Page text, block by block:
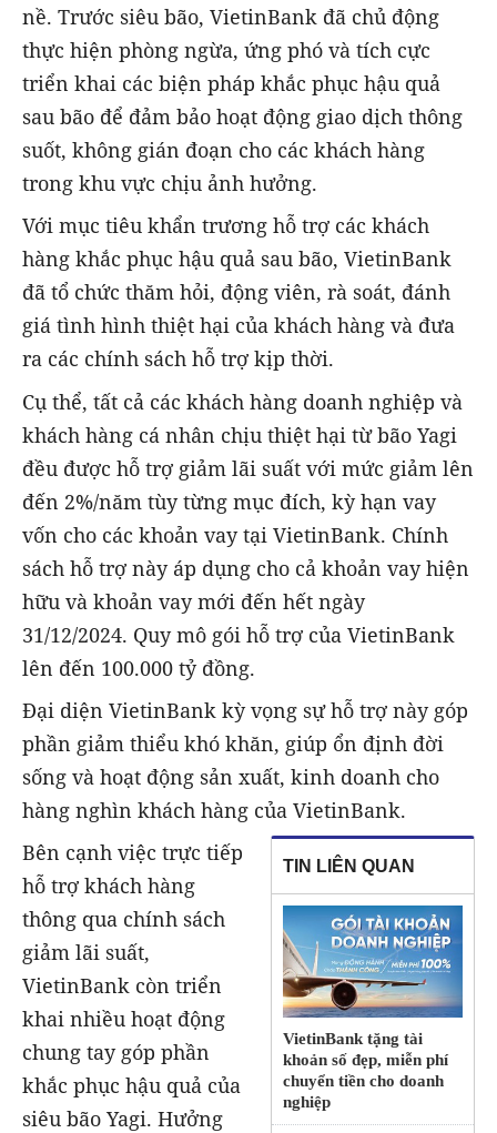
nề. Trước siêu bão, VietinBank đã chủ động
thực hiện phòng ngừa, ứng phó và tích cực
triển khai các biện pháp khắc phục hậu quả
sau bão để đảm bảo hoạt động giao dịch thông
suốt, không gián đoạn cho các khách hàng
trong khu vực chịu ảnh hưởng.
Với mục tiêu khẩn trương hỗ trợ các khách
hàng khắc phục hậu quả sau bão, VietinBank
đã tổ chức thăm hỏi, động viên, rà soát, đánh
giá tình hình thiệt hại của khách hàng và đưa
ra các chính sách hỗ trợ kịp thời.
Cụ thể, tất cả các khách hàng doanh nghiệp và
khách hàng cá nhân chịu thiệt hại từ bão Yagi
đều được hỗ trợ giảm lãi suất với mức giảm lên
đến 2%/năm tùy từng mục đích, kỳ hạn vay
vốn cho các khoản vay tại VietinBank. Chính
sách hỗ trợ này áp dụng cho cả khoản vay hiện
hữu và khoản vay mới đến hết ngày
31/12/2024. Quy mô gói hỗ trợ của VietinBank
lên đến 100.000 tỷ đồng.
Đại diện VietinBank kỳ vọng sự hỗ trợ này góp
phần giảm thiểu khó khăn, giúp ổn định đời
sống và hoạt động sản xuất, kinh doanh cho
hàng nghìn khách hàng của VietinBank.
TIN LIÊN QUAN
VietinBank tặng tài
khoản số đẹp, miễn phí
chuyển tiền cho doanh
nghiệp
Bên cạnh việc trực tiếp
hỗ trợ khách hàng
thông qua chính sách
giảm lãi suất,
VietinBank còn triển
khai nhiều hoạt động
chung tay góp phần
khắc phục hậu quả của
siêu bão Yagi. Hưởng